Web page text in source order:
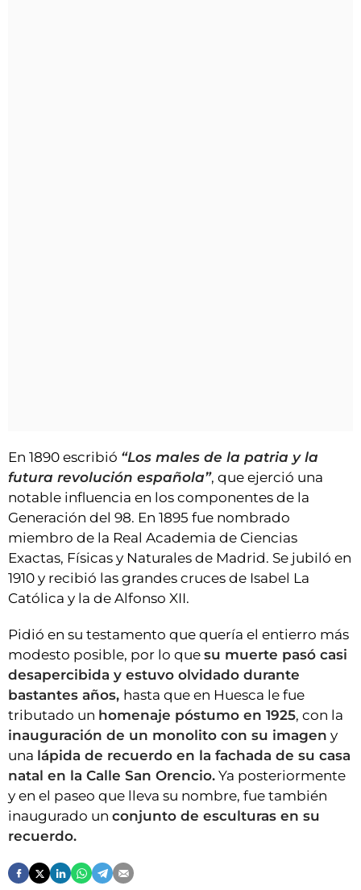
En 1890 escribió “Los males de la patria y la
futura revolución española”, que ejerció una
notable influencia en los componentes de la
Generación del 98. En 1895 fue nombrado
miembro de la Real Academia de Ciencias
Exactas, Físicas y Naturales de Madrid. Se jubiló en
1910 y recibió las grandes cruces de Isabel La
Católica y la de Alfonso XII.
Pidió en su testamento que quería el entierro más
modesto posible, por lo que su muerte pasó casi
desapercibida y estuvo olvidado durante
bastantes años, hasta que en Huesca le fue
tributado un homenaje póstumo en 1925, con la
inauguración de un monolito con su imagen y
una lápida de recuerdo en la fachada de su casa
natal en la Calle San Orencio. Ya posteriormente
y en el paseo que lleva su nombre, fue también
inaugurado un conjunto de esculturas en su
recuerdo.